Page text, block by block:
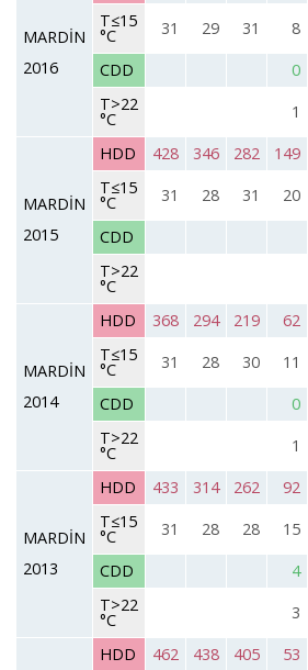
MARDİN
2016
T≤15
°C 31 29 31 8
CDD
0
T>22
°C 1
MARDİN
2015
HDD 428 346 282
149
T≤15
°C 31 28 31
20
CDD
T>22
°C
MARDİN
2014
HDD 368 294 219
62
T≤15
°C 31 28 30
11
CDD
0
T>22
°C 1
MARDİN
2013
HDD 433 314 262 92
T≤15
°C 31 28 28 15
CDD
4
T>22
°C 3
HDD
462 438 405 53